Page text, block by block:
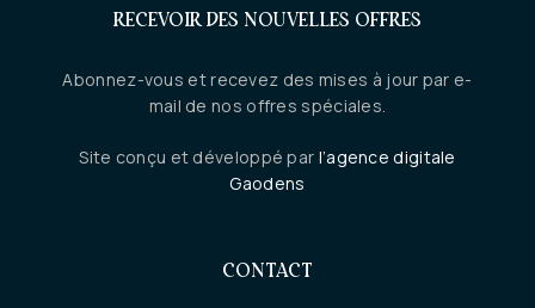
RECEVOIR DES NOUVELLES OFFRES
Abonnez-vous et recevez des mises à jour par e-
mail de nos offres spéciales.
Site conçu et développé par l’agence digitale
Gaodens
CONTACT